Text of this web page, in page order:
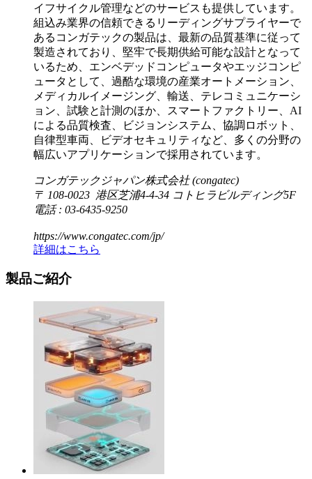
イフサイクル管理などのサービスも提供しています。
組込み業界の信頼できるリーディングサプライヤーで
あるコンガテックの製品は、最新の品質基準に従って
製造されており、堅牢で長期供給可能な設計となって
いるため、エンベデッドコンピュータやエッジコンピ
ュータとして、過酷な環境の産業オートメーション、
メディカルイメージング、輸送、テレコミュニケーシ
ョン、試験と計測のほか、スマートファクトリー、AI
による品質検査、ビジョンシステム、協調ロボット、
自律型車両、ビデオセキュリティなど、多くの分野の
幅広いアプリケーションで採用されています。
コンガテックジャパン株式会社 (congatec)
〒 108-0023 港区芝浦4-4-34 コトヒラビルディング5F
電話 : 03-6435-9250
https://www.congatec.com/jp/
詳細はこちら
製品ご紹介